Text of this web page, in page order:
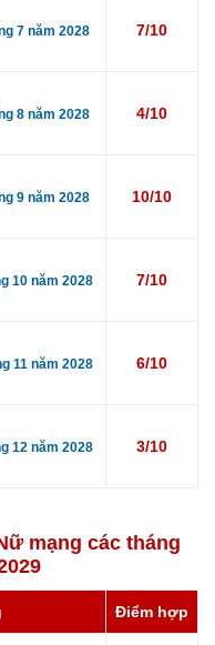
7 năm 2028 7/10
8 năm 2028 4/10
9 năm 2028 10/10
10 năm 2028 7/10
11 năm 2028 6/10
12 năm 2028 3/10
mạng các tháng
Điểm hợp